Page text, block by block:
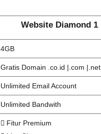
Website Diamond 1
4GB
Gratis Domain .co.id |.com |.net
Unlimited Email Account
Unlimited Bandwith
Fitur Premium